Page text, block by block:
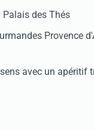
Palais des Thés
Provence
avec un apéritif